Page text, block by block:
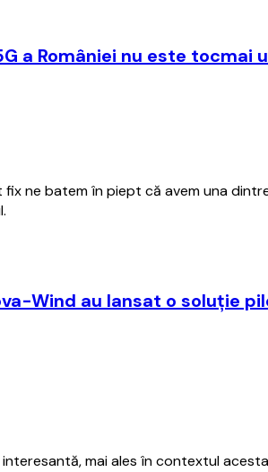
a României nu este
ne batem în piept că avem una
Wind au lansat o soluţie
mai ales în contextul